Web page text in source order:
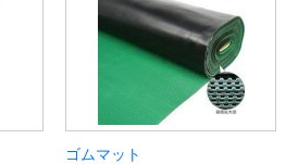
ゴムマット